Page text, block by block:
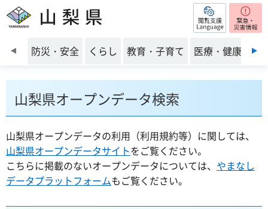
山梨県 閲覧支援
前のスライドを表示
防災・安全 くらし 教育・子育て 医療・健康・福
山梨県オープンデータ検索
山梨県オープンデータの利用（利用規約等）に関しては、
山梨県オープンデータサイトをご覧ください。
こちらに掲載のないオープンデータについては、 やまなし
データプラットフォームもご覧ください。